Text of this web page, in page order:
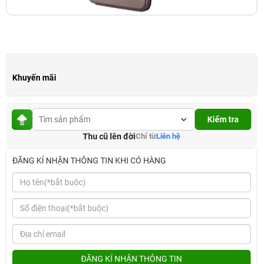
Khuyến mãi
Kiểm tra
Thu cũ lên đờiChỉ từLiên hệ
ĐĂNG KÍ NHẬN THÔNG TIN KHI CÓ HÀNG
ĐĂNG KÍ NHẬN THÔNG TIN